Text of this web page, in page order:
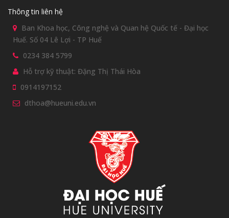
Thông tin liên hệ
Ban Khoa học, Công nghệ và Quan hệ Quốc tế - Đại học
Huế. Số 04 Lê Lợi - TP Huế
0234 384 5799
Hỗ trợ kỹ thuật: Đặng Thị Thái Hòa
0914197152
dthoa@hueuni.edu.vn